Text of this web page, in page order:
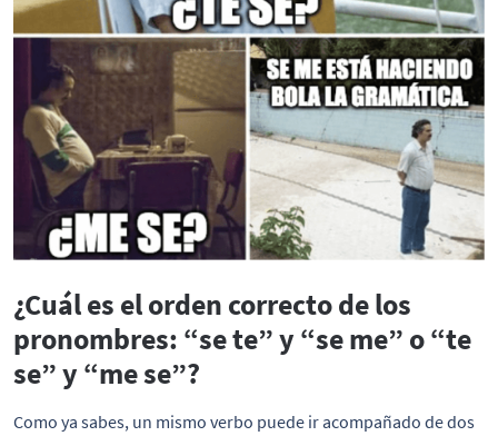
¿Cuál es el orden correcto de los
pronombres: “se te” y “se me” o “te
se” y “me se”?
Como ya sabes, un mismo verbo puede ir acompañado de dos